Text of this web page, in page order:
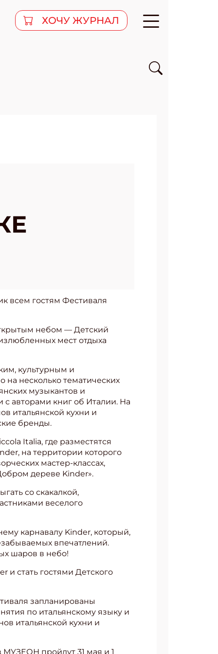
ХОЧУ ЖУРНАЛ
всем гостям Фестиваля
небом — Детский
мест отдыха
культурным и
на несколько тематических
музыкантов и
с авторами книг об Италии. На
итальянской кухни и
бренды.
Italia, где разместятся
на территории которого
мастер-классах,
дереве Kinder».
со скакалкой,
веселого
карнавалу Kinder, который,
впечатлений.
шаров в небо!
стать гостями Детского
запланированы
по итальянскому языку и
итальянской кухни и
МУЗЕОН пройдут 31 мая и 1